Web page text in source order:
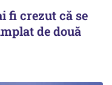
fi crezut că se
de două